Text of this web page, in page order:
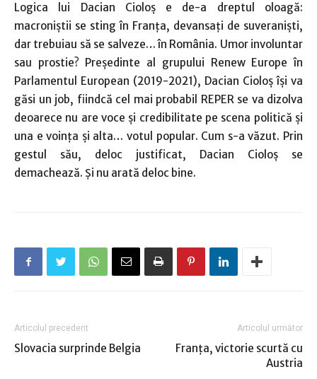
Logica lui Dacian Cioloş e de-a dreptul oloagă:
macroniştii se sting în Franţa, devansaţi de suveranişti,
dar trebuiau să se salveze… în România. Umor involuntar
sau prostie? Preşedinte al grupului Renew Europe în
Parlamentul European (2019-2021), Dacian Cioloş îşi va
găsi un job, fiindcă cel mai probabil REPER se va dizolva
deoarece nu are voce şi credibilitate pe scena politică şi
una e voinţa şi alta… votul popular. Cum s-a văzut. Prin
gestul său, deloc justificat, Dacian Cioloş se
demachează. Şi nu arată deloc bine.
Articolul precedent
Slovacia surprinde Belgia
Articolul următor
Franţa, victorie scurtă cu
Austria